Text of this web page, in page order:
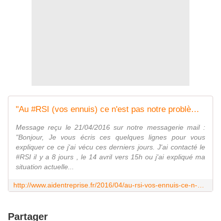
"Au #RSI (vos ennuis) ce n'est pas notre problème, car les problèmes c'est vous qui les avez". - Association Aide Entreprise
Message reçu le 21/04/2016 sur notre messagerie mail :
"Bonjour, Je vous écris ces quelques lignes pour vous
expliquer ce ce j'ai vécu ces derniers jours. J'ai contacté le
#RSI il y a 8 jours , le 14 avril vers 15h ou j'ai expliqué ma
situation actuelle...
Partager